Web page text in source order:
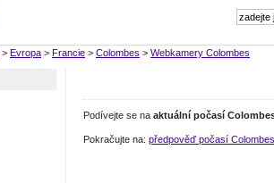
> Evropa > Francie > Colombes > Webkamery Colombes
Podívejte se na aktuální počasí
Pokračujte na: předpověď počasí Colombes